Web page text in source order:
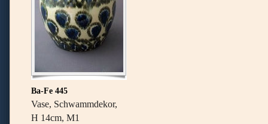
Ba-Fe 445
Vase, Schwammdekor,
H 14cm, M1